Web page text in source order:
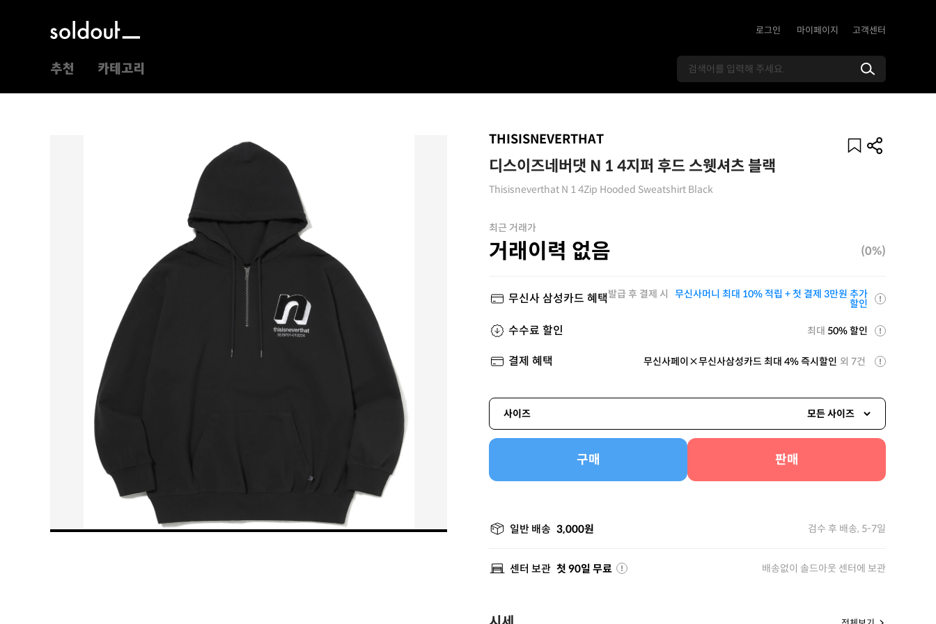
로그인 마이페이지 고객센터
추천 카테고리
THISISNEVERTHAT
디스이즈네버댓 N 1 4지퍼 후드 스웻셔츠 블랙
Thisisneverthat N 1 4Zip Hooded Sweatshirt Black
최근 거래가
거래이력 없음 (0%)
무신사 삼성카드 혜택발급 후 결제 시 무신사머니 최대 10% 적립 + 첫 결제 3만원 추가
할인
수수료 할인 최대 50% 할인
결제 혜택 무신사페이×무신사삼성카드 최대 4% 즉시할인 외 7건
사이즈 모든 사이즈
구매 판매
일반 배송 3,000원 검수 후 배송, 5-7일
센터 보관 첫 90일 무료 배송없이 솔드아웃 센터에 보관